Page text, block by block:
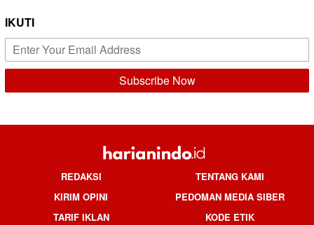
IKUTI
REDAKSI
TENTANG KAMI
KIRIM OPINI
PEDOMAN MEDIA SIBER
TARIF IKLAN
KODE ETIK